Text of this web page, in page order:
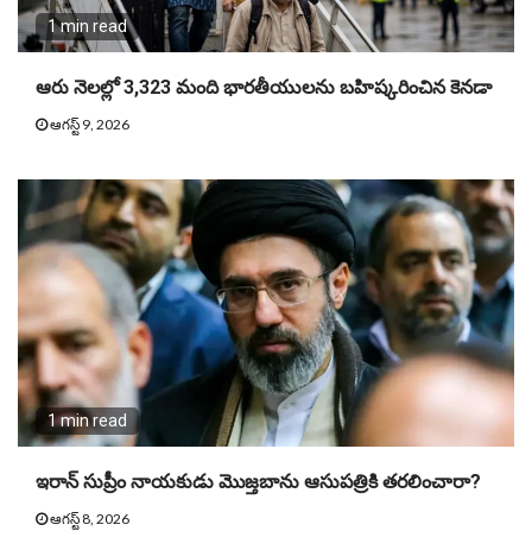
1 min read
ఆరు నెలల్లో 3,323 మంది భారతీయులను బహిష్కరించిన కెనడా
ఆగస్ట్ 9, 2026
1 min read
ఇరాన్ సుప్రీం నాయకుడు మొజ్తబాను ఆసుపత్రికి తరలించారా?
ఆగస్ట్ 8, 2026